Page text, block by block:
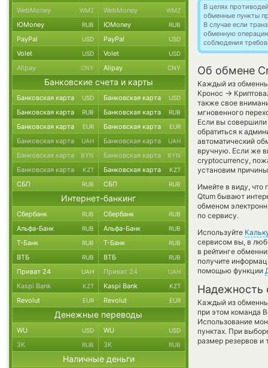
В целях
обменные пункты
В случае если
обменную
соблюдения
Об обмене
Каждый из
Кронос →
также свое
мгновенного
Если вы
обратиться к
автоматический
вручную. Если же
cryptocurrency,
установим
Имейте в виду, что
Qtum бывают
обменом
по сервису.
Используйте
сервисом вы, в
в рейтинге
получите
помощью функции
Надежность
Каждый из
при этом команда
Использование
пунктах. При
размер резервов и
WebMoney WMZ WebMoney WMZ
ЮMoney RUB ЮMoney RUB
PayPal USD PayPal USD
Volet USD Volet USD
Alipay CNY Alipay CNY
Банковские счета и карты
Банковская карта USD Банковская карта USD
Банковская карта RUB Банковская карта RUB
Банковская карта EUR Банковская карта EUR
Банковская карта UAH Банковская карта UAH
Банковская карта BYN Банковская карта BYN
Банковская карта KZT Банковская карта KZT
СБП RUB СБП RUB
Интернет-банкинг
Сбербанк RUB Сбербанк RUB
Альфа-Банк RUB Альфа-Банк RUB
Т-Банк RUB Т-Банк RUB
ВТБ RUB ВТБ RUB
Приват 24 UAH Приват 24 UAH
Kaspi Bank KZT Kaspi Bank KZT
Revolut EUR Revolut EUR
Денежные переводы
WU USD WU USD
ЗК RUB ЗК RUB
Наличные деньги